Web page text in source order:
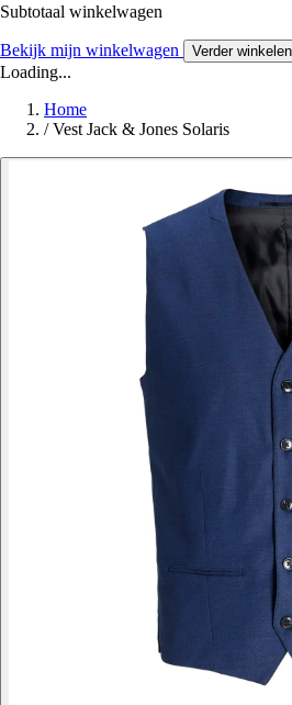
Subtotaal winkelwagen
Bekijk mijn winkelwagen Verder winkelen
Loading...
Home
/ Vest Jack & Jones Solaris